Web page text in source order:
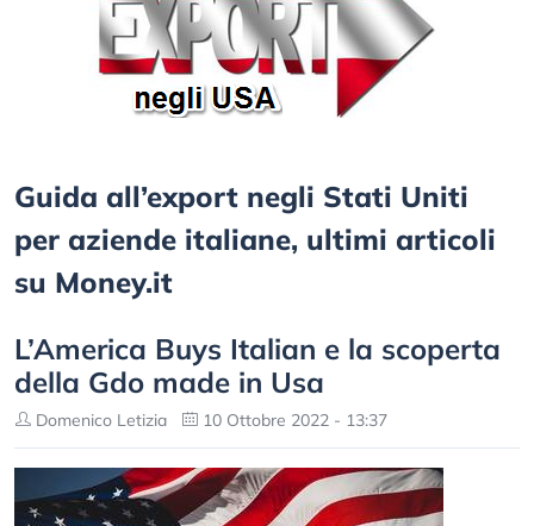
Guida all’export negli Stati Uniti
per aziende italiane, ultimi articoli
su Money.it
L’America Buys Italian e la scoperta
della Gdo made in Usa
Domenico Letizia 10 Ottobre 2022 - 13:37